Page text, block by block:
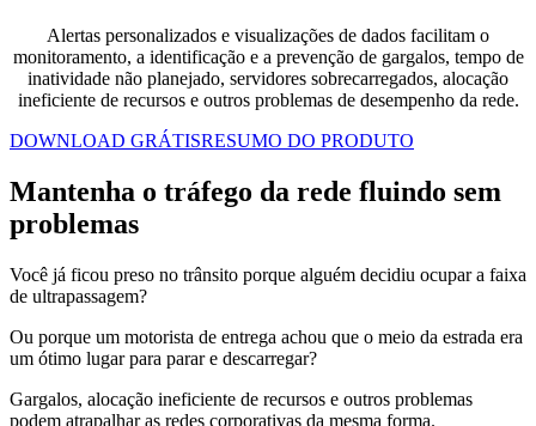
Alertas personalizados e visualizações de dados facilitam o
monitoramento, a identificação e a prevenção de gargalos, tempo de
inatividade não planejado, servidores sobrecarregados, alocação
ineficiente de recursos e outros problemas de desempenho da rede.
DOWNLOAD GRÁTISRESUMO DO PRODUTO
Mantenha o tráfego da rede fluindo sem
problemas
Você já ficou preso no trânsito porque alguém decidiu ocupar a faixa
de ultrapassagem?
Ou porque um motorista de entrega achou que o meio da estrada era
um ótimo lugar para parar e descarregar?
Gargalos, alocação ineficiente de recursos e outros problemas
podem atrapalhar as redes corporativas da mesma forma.